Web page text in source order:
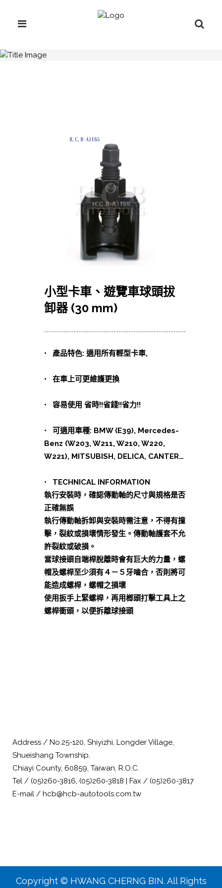
小型卡車、遊覽車球頭拔
卸器 (30 mm)
• 產品特色: 適用所有輕型卡車,
• 在車上可更維護更換
• 容易使用 省時!!省錢!!省力!!
• 可適用車種: BMW (E39), Mercedes-
Benz (W203, W211, W210, W220,
W221), MITSUBISH, DELICA, CANTER…
• TECHNICAL INFORMATION
執行安裝時，確認傳動軸的尺寸與規格是否
正確無誤
執行傳動軸拆卸與安裝時需注意，不得有撞
擊，裂紋或損壞情形發生。傳動軸護套不允
許裂紋或破損。
當球接頭自端桿脫離時會有巨大的力量，螺
帽及螺桿至少須有４－５牙嚙合，否則將可
能造成螺桿，螺帽之損壞
使用扳手上緊螺桿，再用榔頭打擊工具上之
螺桿衝頭，以便拆離球接頭
Address / No.25-120, Shiyizhi, Longder Village,
Shueishang Township,
Chiayi County, 60859, Taiwan, R.O.C.
Tel / (05)260-3816, (05)260-3818 | Fax / (05)260-3817
E-mail / hcb@hcb-autotools.com.tw
Copyright © HWANG CHERNG BIN. All Rights